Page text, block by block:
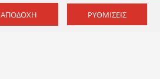
ΑΠΟΔΟΧΉ ΡΥΘΜΊΣΕΙΣ